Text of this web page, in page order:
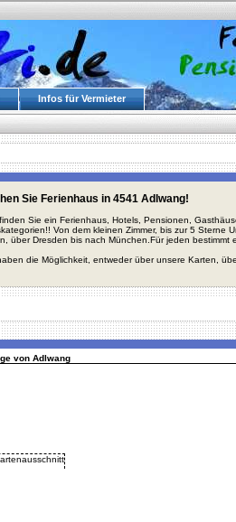
Infos für Vermieter
Sie Ferienhaus in 4541 Adlwang!
Sie ein Ferienhaus, Hotels, Pensionen,
Von dem kleinen Zimmer, bis zur 5 Sterne
über Dresden bis nach München.Für jeden bestimmt
die Möglichkeit, entweder über unsere Karten,
von Adlwang